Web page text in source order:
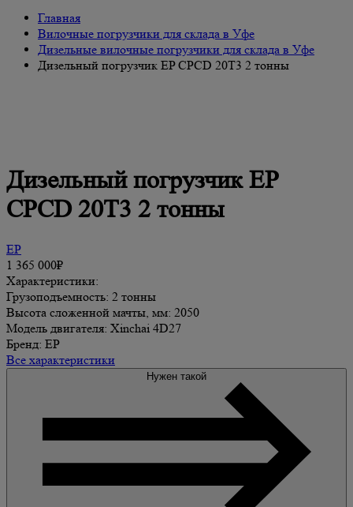
Главная
Вилочные погрузчики для склада в Уфе
Дизельные вилочные погрузчики для склада в Уфе
Дизельный погрузчик EP CPCD 20T3 2 тонны
Дизельный погрузчик EP
CPCD 20T3 2 тонны
EP
1 365 000₽
Характеристики:
Грузоподъемность: 2 тонны
Высота сложенной мачты, мм: 2050
Модель двигателя: Xinchai 4D27
Бренд: EP
Все характеристики
Нужен такой